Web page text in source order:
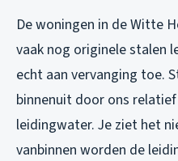
De woningen in de Witte
vaak nog originele stalen
echt aan vervanging toe.
binnenuit door ons
leidingwater. Je ziet het
vanbinnen worden de